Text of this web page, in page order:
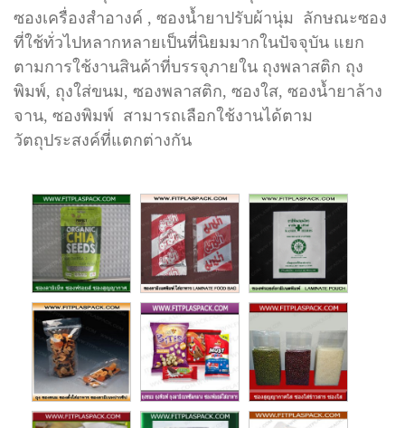
ซองเครื่องสำอางค์ , ซองน้ำยาปรับผ้านุ่ม ลักษณะซอง
ที่ใช้ทั่วไปหลากหลายเป็นที่นิยมมากในปัจจุบัน แยก
ตามการใช้งานสินค้าที่บรรจุภายใน ถุงพลาสติก ถุง
พิมพ์, ถุงใส่ขนม, ซองพลาสติก, ซองใส, ซองน้ำยาล้าง
จาน, ซองพิมพ์ สามารถเลือกใช้งานได้ตาม
วัตถุประสงค์ที่แตกต่างกัน